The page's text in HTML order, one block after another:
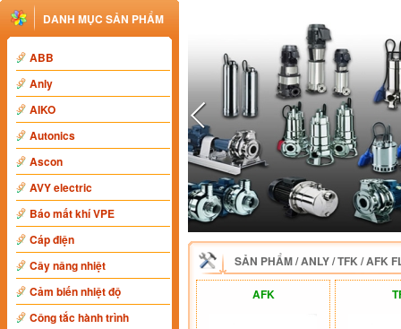
DANH MỤC SẢN PHẨM
ABB
Anly
AIKO
Autonics
Ascon
AVY electric
Báo mất khí VPE
Cáp điện
Cây nâng nhiệt
Cảm biến nhiệt độ
Công tắc hành trình
SẢN PHẨM/ANLY/TFK / AFK
AFK